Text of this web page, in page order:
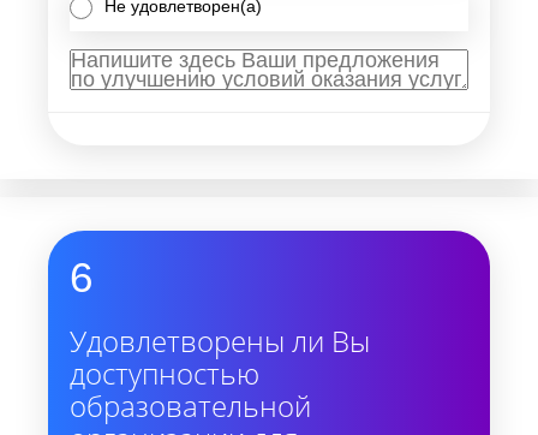
Не удовлетворен(а)
6
Удовлетворены ли Вы
доступностью
образовательной